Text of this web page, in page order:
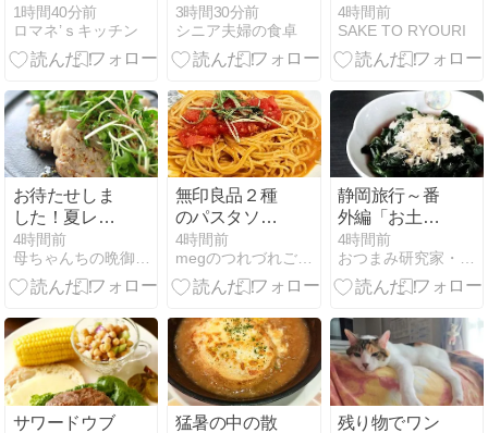
1時間40分前
ロマネ’ｓキッチン
蒸し！
3時間30分前
シニア夫婦の食卓
タレで「しっ
とり炒飯」
4時間前
SAKE TO RYOURI
お待たせしま
した！夏レシ
ピ☆レンジ調
理でOK【レン
ジ蒸しポーク
ドサラダ】と
土曜日の晩ご
はんは鶏モモ
の麻婆豆腐
4時間前
母ちゃんちの晩御飯とどたばた日記
無印良品２種
のパスタソー
スの昼食と カ
レーそばと羽
根つき餃子の
4時間前
megのつれづれごはん日記
静岡旅行～番
外編「お土
産」～
4時間前
おつまみ研究家・えりぷーのごはん日記♪♪
サワードウブ
猛暑の中の散
残り物でワン